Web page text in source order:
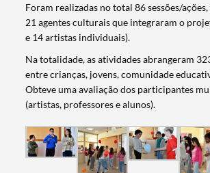
Filtros
Foram realizadas no total 86 sessões/
21 agentes culturais que integraram o
e 14 artistas individuais).
Na totalidade, as atividades abrangeram
entre crianças, jovens, comunidade
Obteve uma avaliação dos participantes
(artistas, professores e alunos).